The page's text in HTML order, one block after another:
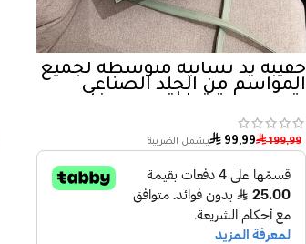
حقيبة يد نسائية متوسطة لجميع
المواسم من الجلد الصناعي
الموضة
⃁199,99
⃁ 99,99